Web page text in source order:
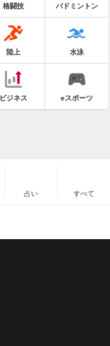
格闘技 バドミントン
陸上 水泳
ビジネス eスポーツ
占い すべて